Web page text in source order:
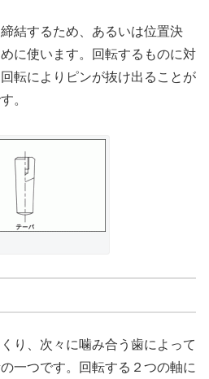
結するため、あるいは位置決
に使います。回転するものに対
転によりピンが抜け出ることが
。
り、次々に噛み合う歯によって
一つです。回転する２つの軸に